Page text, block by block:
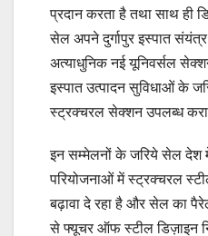
प्रदान करता है तथा साथ ही
सेल अपने दुर्गापुर इस्पात
अत्याधुनिक नई यूनिवर्सल
इस्पात उत्पादन सुविधाओं के
स्ट्रक्चरल सेक्शन उपलब्ध
इन सम्मेलनों के जरिये सेल देश में
परियोजनाओं में स्ट्रक्चरल
बढ़ावा दे रहा है और सेल का
से फ्यूचर ऑफ स्टील डिज़ाइन